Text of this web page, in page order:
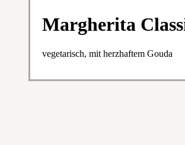
Margherita
vegetarisch, mit herzhaftem Gouda